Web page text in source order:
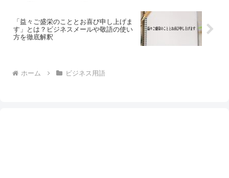
「益々ご盛栄のこととお喜び申し上げま
す」とは？ビジネスメールや敬語の使い
方を徹底解釈
ホーム ビジネス用語